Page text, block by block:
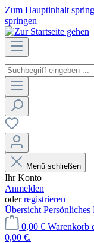
Zum Hauptinhalt
springen
Menü schließen
Ihr Konto
Anmelden
oderregistrieren
Übersicht Persönliches
0,00 € Warenkorb
0,00 €.